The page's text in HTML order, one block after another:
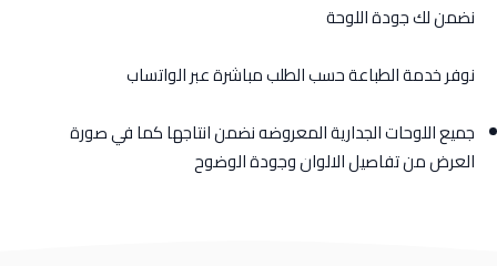
نضمن لك جودة اللوحة
نوفر خدمة الطباعة حسب الطلب مباشرة عبر الواتساب
جميع اللوحات الجدارية المعروضه نضمن انتاجها كما في صورة
العرض من تفاصيل الالوان وجودة الوضوح